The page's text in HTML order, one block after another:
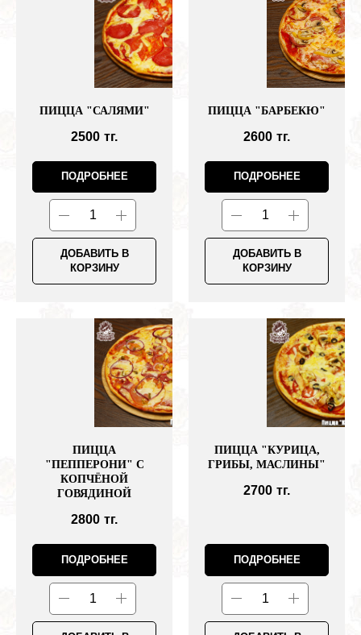
ПИЦЦА "САЛЯМИ"
2500 тг.
ПОДРОБНЕЕ
ДОБАВИТЬ В
КОРЗИНУ
ПИЦЦА "БАРБЕКЮ"
2600 тг.
ПОДРОБНЕЕ
ДОБАВИТЬ В
КОРЗИНУ
ПИЦЦА
"ПЕППЕРОНИ" С
КОПЧЁНОЙ
ГОВЯДИНОЙ
2800 тг.
ПОДРОБНЕЕ
ПИЦЦА "КУРИЦА,
ГРИБЫ, МАСЛИНЫ"
2700 тг.
ПОДРОБНЕЕ